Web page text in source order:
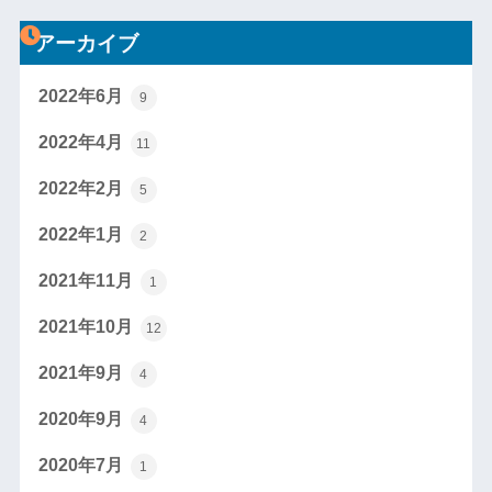
アーカイブ
2022年6月 9
2022年4月 11
2022年2月 5
2022年1月 2
2021年11月 1
2021年10月 12
2021年9月 4
2020年9月 4
2020年7月 1